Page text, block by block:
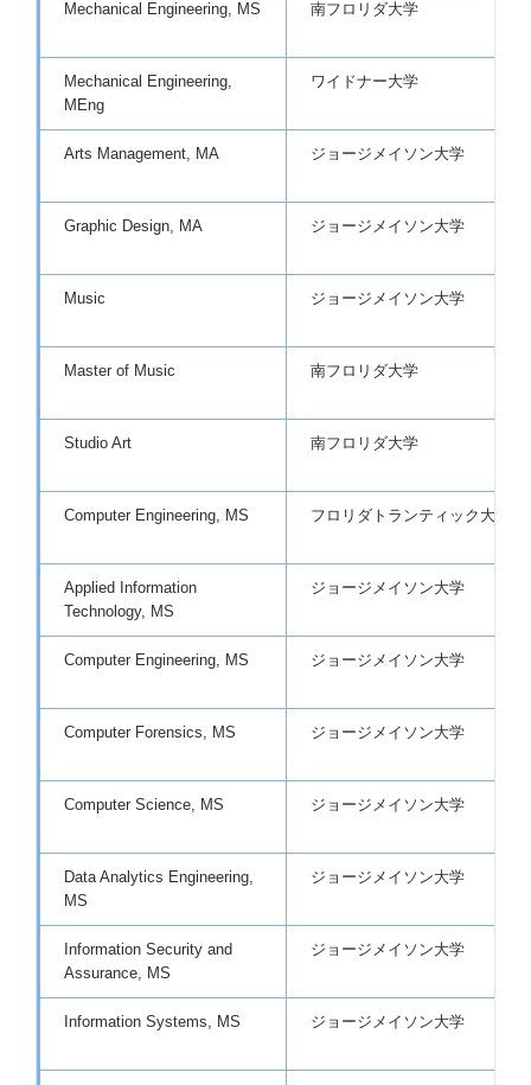
Mechanical Engineering, MS 南フロリダ大学
Mechanical Engineering,
MEng
ワイドナー大学
Arts Management, MA ジョージメイソン大学
Graphic Design, MA ジョージメイソン大学
Music ジョージメイソン大学
Master of Music 南フロリダ大学
Studio Art 南フロリダ大学
Computer Engineering, MS フロリダトランティック大学
Applied Information
Technology, MS
ジョージメイソン大学
Computer Engineering, MS ジョージメイソン大学
Computer Forensics, MS ジョージメイソン大学
Computer Science, MS ジョージメイソン大学
Data Analytics Engineering,
MS
ジョージメイソン大学
Information Security and
Assurance, MS
ジョージメイソン大学
Information Systems, MS ジョージメイソン大学